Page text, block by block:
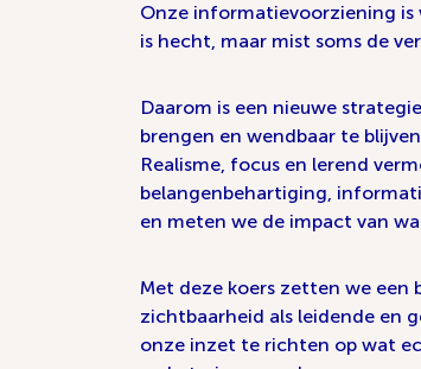
Onze informatievoorziening is
is hecht, maar mist soms de
Daarom is een nieuwe
brengen en wendbaar te
Realisme, focus en lerend
belangenbehartiging,
en meten we de impact van
Met deze koers zetten we een
zichtbaarheid als leidende en
onze inzet te richten op wat